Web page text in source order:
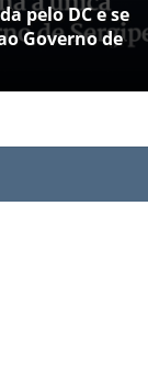
pelo DC e se
Governo de